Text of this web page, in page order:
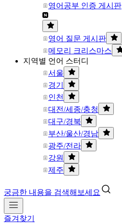
영어공부 인증 게시판
영어 질문 게시판
메모리 크리스마스
지역별 언어 스터디
서울
경기
인천
대전/세종/충청
대구/경북
부산/울산/경남
광주/전라
강원
제주
궁금한 내용을 검색해보세요
즐겨찾기